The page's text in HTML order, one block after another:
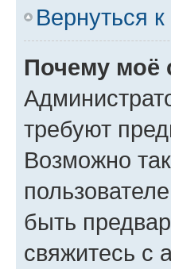
Вернуться
Почему моё
требуют
Возможно
быть
свяжитесь с